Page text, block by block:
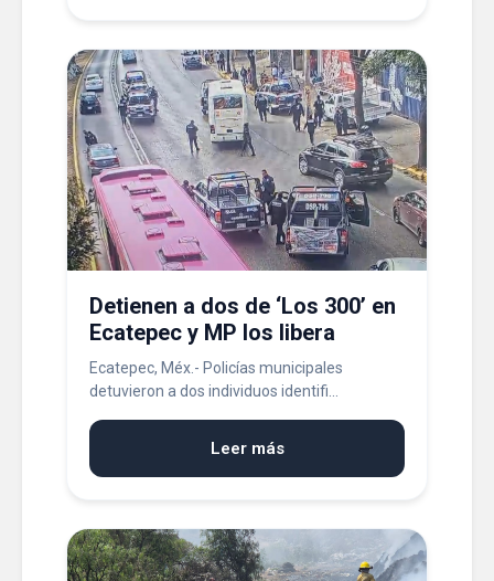
Detienen a dos de ‘Los 300’ en
Ecatepec y MP los libera
Ecatepec, Méx.- Policías municipales
detuvieron a dos individuos identifi...
Leer más